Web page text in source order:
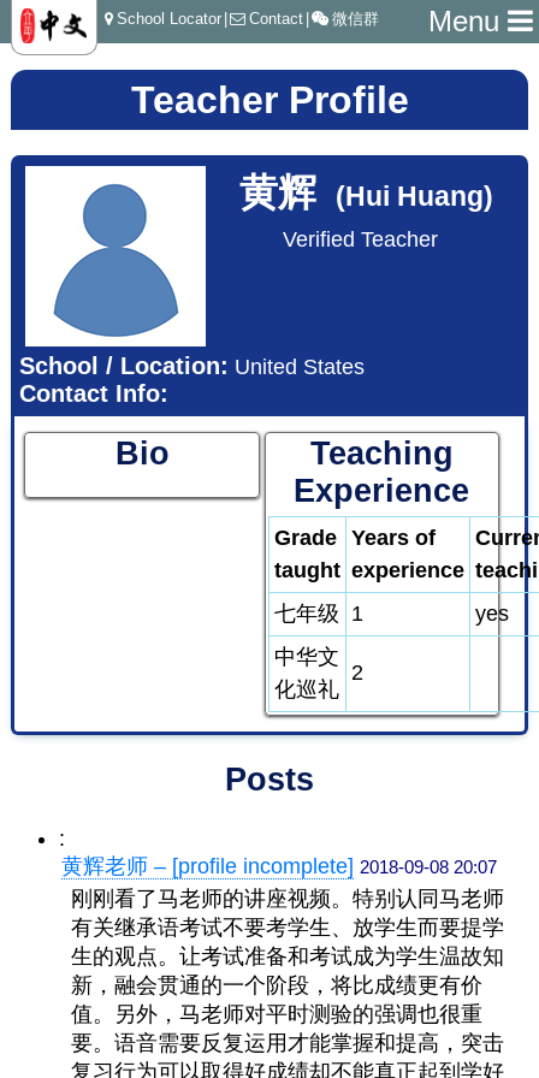
Menu
School Locator Contact 微信群
Teacher Profile
黄辉 (Hui Huang)
Verified Teacher
School / Location: United States
Contact Info:
Bio
Teaching
Experience
Grade
taught
Years of
experience
七年级 1
yes
中华文
化巡礼
2
Posts
:
黄辉老师 – [profile incomplete] 2018-09-08 20:07
刚刚看了马老师的讲座视频。特别认同马老师
有关继承语考试不要考学生、放学生而要提学
生的观点。让考试准备和考试成为学生温故知
新，融会贯通的一个阶段，将比成绩更有价
值。另外，马老师对平时测验的强调也很重
要。语音需要反复运用才能掌握和提高，突击
复习行为可以取得好成绩却不能真正起到学好